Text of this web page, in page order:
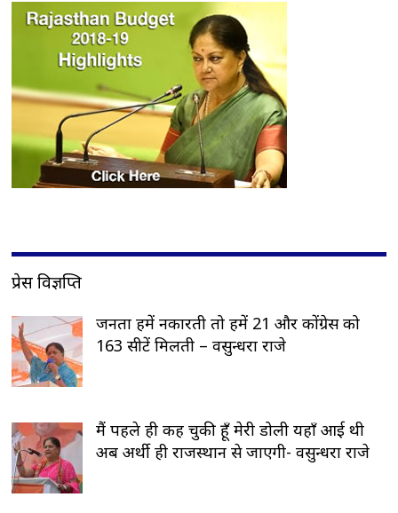
प्रेस विज्ञप्ति
जनता हमें नकारती तो हमें 21 और कोंग्रेस को
163 सीटें मिलती – वसुन्धरा राजे
मैं पहले ही कह चुकी हूँ मेरी डोली यहाँ आई थी
अब अर्थी ही राजस्थान से जाएगी- वसुन्धरा राजे